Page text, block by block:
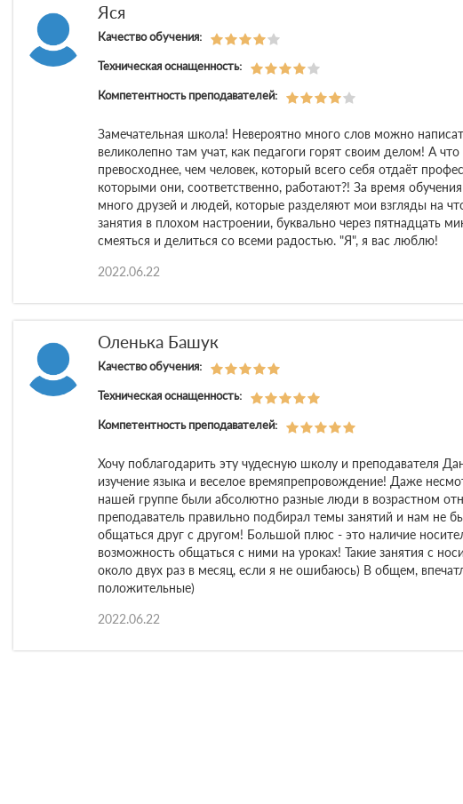
Яся
Качество обучения:
Техническая оснащенность:
Компетентность преподавателей:
Замечательная школа! Невероятно много слов можно
великолепно там учат, как педагоги горят своим делом! А
превосходнее, чем человек, который всего себя отдаёт
которыми они, соответственно, работают?! За время
много друзей и людей, которые разделяют мои взгляды на
занятия в плохом настроении, буквально через пятнадцать
смеяться и делиться со всеми радостью. "Я", я вас люблю!
2022.06.22
Оленька Башук
Качество обучения:
Техническая оснащенность:
Компетентность преподавателей:
Хочу поблагодарить эту чудесную школу и преподавателя
изучение языка и веселое времяпрепровождение! Даже
нашей группе были абсолютно разные люди в возрастном
преподаватель правильно подбирал темы занятий и нам не
общаться друг с другом! Большой плюс - это наличие
возможность общаться с ними на уроках! Такие занятия с
около двух раз в месяц, если я не ошибаюсь) В общем,
положительные)
2022.06.22